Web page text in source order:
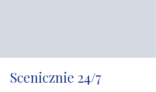
Scenicznie 24/7